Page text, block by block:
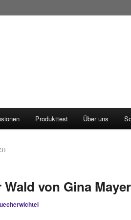
Produkttest Über uns
von Gina Mayer